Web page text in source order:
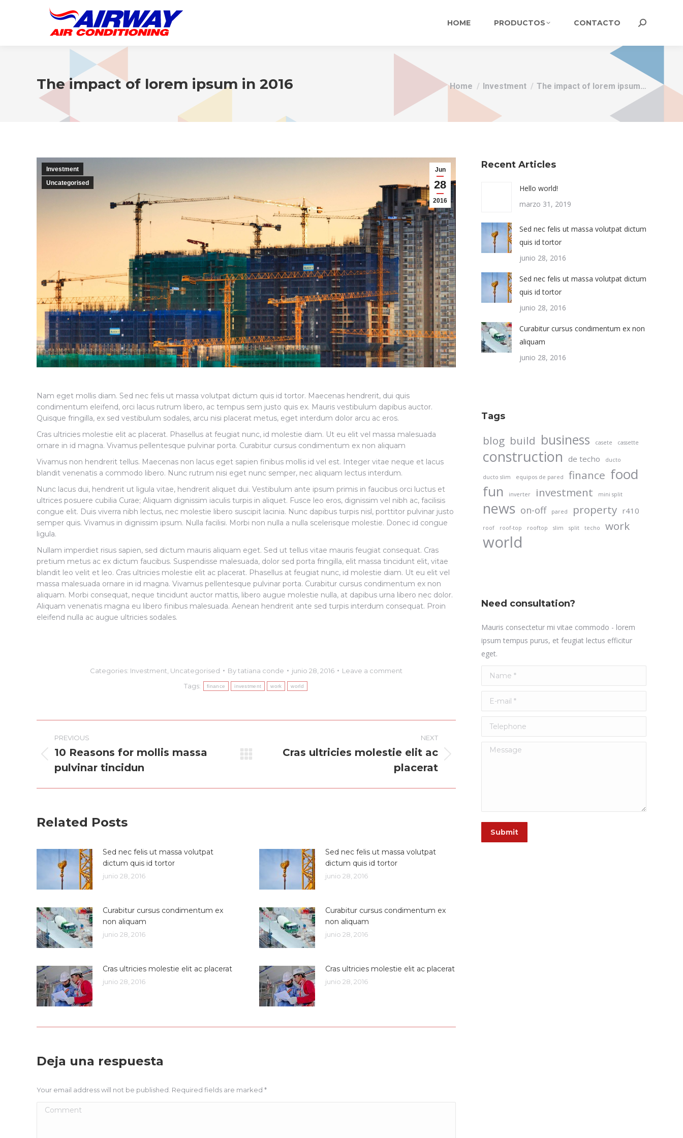
HOME PRODUCTOS CONTACTO Search:
The impact of lorem ipsum in 2016 You are here:
Home Investment The impact of lorem ipsum…
Jun
28
2016
Investment
Uncategorised
Nam eget mollis diam. Sed nec felis ut massa volutpat dictum quis id tortor. Maecenas hendrerit, dui quis
condimentum eleifend, orci lacus rutrum libero, ac tempus sem justo quis ex. Mauris vestibulum dapibus auctor.
Quisque fringilla, ex sed vestibulum sodales, arcu nisi placerat metus, eget interdum dolor arcu ac eros.
Cras ultricies molestie elit ac placerat. Phasellus at feugiat nunc, id molestie diam. Ut eu elit vel massa malesuada
ornare in id magna. Vivamus pellentesque pulvinar porta. Curabitur cursus condimentum ex non aliquam
Vivamus non hendrerit tellus. Maecenas non lacus eget sapien finibus mollis id vel est. Integer vitae neque et lacus
blandit venenatis a commodo libero. Nunc rutrum nisi eget nunc semper, nec aliquam lectus interdum.
Nunc lacus dui, hendrerit ut ligula vitae, hendrerit aliquet dui. Vestibulum ante ipsum primis in faucibus orci luctus et
ultrices posuere cubilia Curae; Aliquam dignissim iaculis turpis in aliquet. Fusce leo eros, dignissim vel nibh ac, facilisis
congue elit. Duis viverra nibh lectus, nec molestie libero suscipit lacinia. Nunc dapibus turpis nisl, porttitor pulvinar justo
semper quis. Vivamus in dignissim ipsum. Nulla facilisi. Morbi non nulla a nulla scelerisque molestie. Donec id congue
ligula.
Nullam imperdiet risus sapien, sed dictum mauris aliquam eget. Sed ut tellus vitae mauris feugiat consequat. Cras
pretium metus ac ex dictum faucibus. Suspendisse malesuada, dolor sed porta fringilla, elit massa tincidunt elit, vitae
blandit leo velit et leo. Cras ultricies molestie elit ac placerat. Phasellus at feugiat nunc, id molestie diam. Ut eu elit vel
massa malesuada ornare in id magna. Vivamus pellentesque pulvinar porta. Curabitur cursus condimentum ex non
aliquam. Morbi consequat, neque tincidunt auctor mattis, libero augue molestie nulla, at dapibus urna libero nec dolor.
Aliquam venenatis magna eu libero finibus malesuada. Aenean hendrerit ante sed turpis interdum consequat. Proin
eleifend nulla ac augue ultricies sodales.
Categories: Investment Uncategorised Bytatiana conde junio 28, 2016
Leave a comment
Tags:
finance investment work world
Post
navigation
PREVIOUS
Previous
post:
10 Reasons for mollis massa
pulvinar tincidun
NEXT
Cras ultricies molestie elit ac
placerat
Related Posts
Sed nec felis ut massa volutpat
dictum quis id tortor
junio 28, 2016
Sed nec felis ut massa volutpat
dictum quis id tortor
junio 28, 2016
Curabitur cursus condimentum ex
non aliquam
junio 28, 2016
Curabitur cursus condimentum ex
non aliquam
junio 28, 2016
Cras ultricies molestie elit ac placerat
junio 28, 2016
Cras ultricies molestie elit ac placerat
junio 28, 2016
Deja una respuesta
Your email address will not be published. Required fields are marked *
Comment
Recent Articles
Hello world!
marzo 31, 2019
Sed nec felis ut massa volutpat dictum
quis id tortor
junio 28, 2016
Sed nec felis ut massa volutpat dictum
quis id tortor
junio 28, 2016
Curabitur cursus condimentum ex non
aliquam
junio 28, 2016
Tags
blog build business casete cassette
construction de techo ducto
ducto slim equipos de pared finance food
fun
inverter investment mini split
news on-off pared property r410
roof roof-top rooftop slim split techo work
world
Need consultation?
Mauris consectetur mi vitae commodo - lorem
ipsum tempus purus, et feugiat lectus efficitur
eget.
Name *
E-mail *
Telephone
Message
Submit